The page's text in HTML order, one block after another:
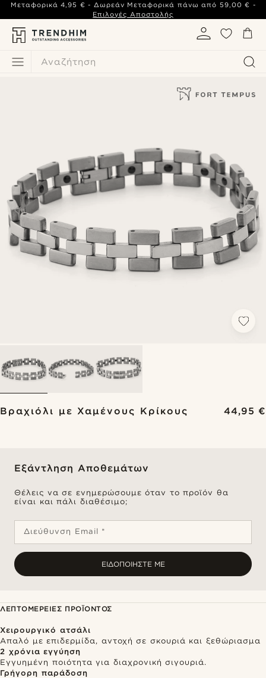
Αναζήτηση
Μεταφορικά 4,95 € - Δωρεάν Μεταφορικά πάνω από 59,00 € -
Επιλογές Αποστολής
Βραχιόλι με Χαμένους Κρίκους 44,95 €
Εξάντληση Αποθεμάτων
Θέλεις να σε ενημερώσουμε όταν το προϊόν θα
είναι και πάλι διαθέσιμο;
Διεύθυνση Email *
ΕΙΔΟΠΟΙΉΣΤΕ ΜΕ
ΛΕΠΤΟΜΈΡΕΙΕΣ ΠΡΟΪΌΝΤΟΣ
Χειρουργικό ατσάλι
Απαλό με επιδερμίδα, αντοχή σε σκουριά και ξεθώριασμα
2 χρόνια εγγύηση
Εγγυημένη ποιότητα για διαχρονική σιγουριά.
Γρήγορη παράδοση